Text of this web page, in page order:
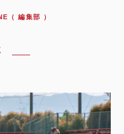
（ 編集部 ）